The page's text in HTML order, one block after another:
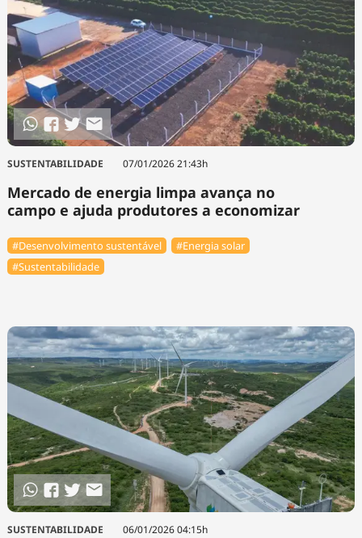
SUSTENTABILIDADE 07/01/2026 21:43h
Mercado de energia limpa avança no
campo e ajuda produtores a economizar
#Desenvolvimento sustentável
#Energia solar
#Sustentabilidade
SUSTENTABILIDADE 06/01/2026 04:15h